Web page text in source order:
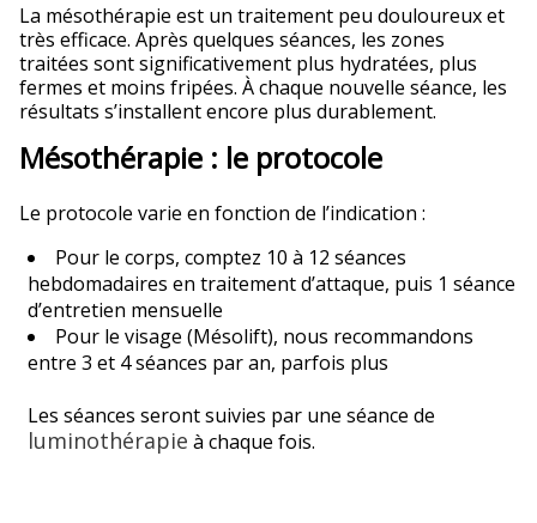
La mésothérapie est un traitement peu douloureux et
très efficace. Après quelques séances, les zones
traitées sont significativement plus hydratées, plus
fermes et moins fripées. À chaque nouvelle séance, les
résultats s’installent encore plus durablement.
Mésothérapie : le protocole
Le protocole varie en fonction de l’indication :
Pour le corps, comptez 10 à 12 séances
hebdomadaires en traitement d’attaque, puis 1 séance
d’entretien mensuelle
Pour le visage (Mésolift), nous recommandons
entre 3 et 4 séances par an, parfois plus
Les séances seront suivies par une séance de
luminothérapie à chaque fois.